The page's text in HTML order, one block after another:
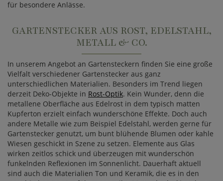
für besondere Anlässe.
GARTENSTECKER AUS ROST, EDELSTAHL,
METALL & CO.
In unserem Angebot an Gartensteckern finden Sie eine große
Vielfalt verschiedener Gartenstecker aus ganz
unterschiedlichen Materialien. Besonders im Trend liegen
derzeit Deko-Objekte in Rost-Optik. Kein Wunder, denn die
metallene Oberfläche aus Edelrost in dem typisch matten
Kupferton erzielt einfach wunderschöne Effekte. Doch auch
andere Metalle wie zum Beispiel Edelstahl, werden gerne für
Gartenstecker genutzt, um bunt blühende Blumen oder kahle
Wiesen geschickt in Szene zu setzen. Elemente aus Glas
wirken zeitlos schick und überzeugen mit wunderschön
funkelnden Reflexionen im Sonnenlicht. Dauerhaft aktuell
sind auch die Materialien Ton und Keramik, die es in den